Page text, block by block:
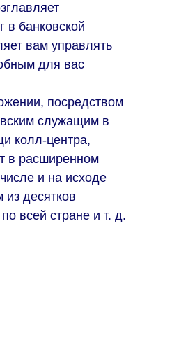
в банковской
вам управлять
для вас
посредством
служащим в
колл-центра,
в расширенном
и на исходе
десятков
всей стране и т. д.